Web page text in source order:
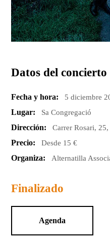
Datos del concierto
Fecha y hora: 5 diciembre
Lugar: Sa Congregació
Dirección: Carrer Rosari, 25,
Precio: Desde 15 €
Organiza: Alternatilla
Finalizado
Agenda